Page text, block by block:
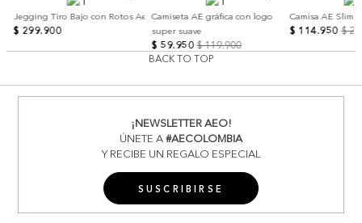
Jegging Tiro Bajo con Rotos Ae
$ 299.900
Camiseta AE gráfica con logo
super suave
$ 59.950 $ 119.900
Camisa AE Slim
$ 114.950 $
BACK TO TOP
¡NEWSLETTER AEO!
ÚNETE A#AECOLOMBIA
Y RECIBE UN REGALO ESPECIAL
SUSCRIBIRSE